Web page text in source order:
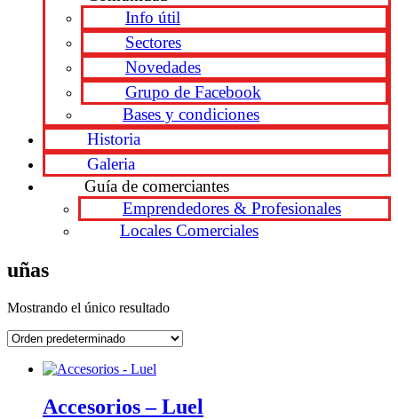
Info útil
Sectores
Novedades
Grupo de Facebook
Bases y condiciones
Historia
Galeria
Guía de comerciantes
Emprendedores & Profesionales
Locales Comerciales
uñas
Mostrando el único resultado
Accesorios – Luel